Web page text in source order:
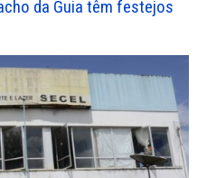
da Guia têm festejos